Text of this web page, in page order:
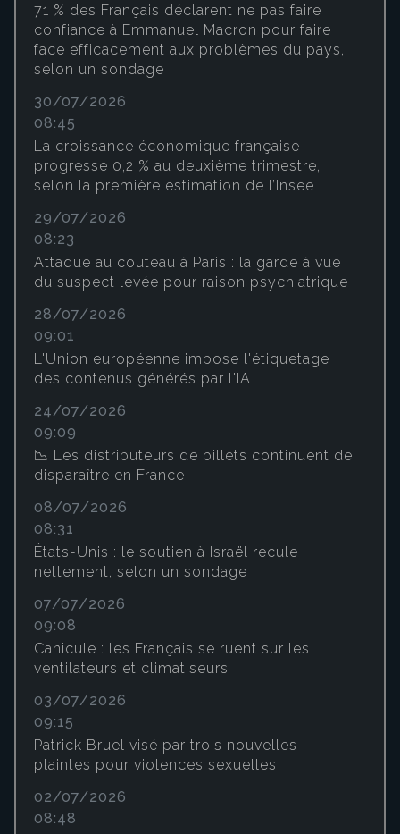
71 % des Français déclarent ne pas faire
confiance à Emmanuel Macron pour faire
face efficacement aux problèmes du pays,
selon un sondage
30/07/2026
08:45
La croissance économique française
progresse 0,2 % au deuxième trimestre,
selon la première estimation de l’Insee
29/07/2026
08:23
Attaque au couteau à Paris : la garde à vue
du suspect levée pour raison psychiatrique
28/07/2026
09:01
L'Union européenne impose l'étiquetage
des contenus générés par l'IA
24/07/2026
09:09
📉 Les distributeurs de billets continuent de
disparaître en France
08/07/2026
08:31
États-Unis : le soutien à Israël recule
nettement, selon un sondage
07/07/2026
09:08
Canicule : les Français se ruent sur les
ventilateurs et climatiseurs
03/07/2026
09:15
Patrick Bruel visé par trois nouvelles
plaintes pour violences sexuelles
02/07/2026
08:48